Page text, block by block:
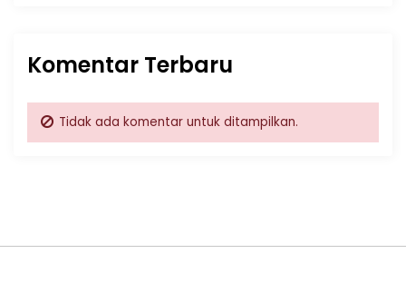
Komentar Terbaru
Tidak ada komentar untuk ditampilkan.